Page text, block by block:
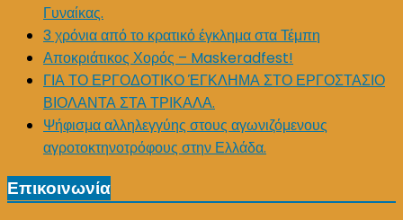
Γυναίκας.
3 χρόνια από το κρατικό έγκλημα στα Τέμπη
Αποκριάτικος Χορός – Maskeradfest!
ΓΙΑ ΤΟ ΕΡΓΟΔΟΤΙΚΟ ΈΓΚΛΗΜΑ ΣΤΟ ΕΡΓΟΣΤΑΣΙΟ
ΒΙΟΛΑΝΤΑ ΣΤΑ ΤΡΙΚΑΛΑ.
Ψήφισμα αλληλεγγύης στους αγωνιζόμενους
αγροτοκτηνοτρόφους στην Ελλάδα.
Επικοινωνία